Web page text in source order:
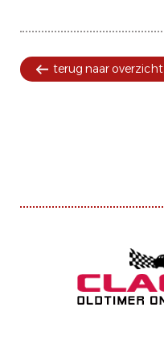
terug naar overzicht